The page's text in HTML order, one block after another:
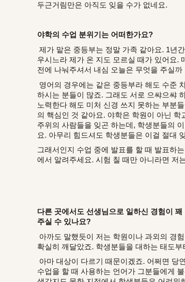
두근거림만은 아직도 잊을 수가 없네요.
야학의 수업 분위기는 어떠한가요?
제가 맡은 중등부는 정말 가족 같아요. 1년
우시느라 제가 온 지도 모르실 때가 있어요.
전에 나눠주셔서 내심 오늘은 무엇을 주실
영어의 경우에는 같은 중등부라 해도 수준
하시는 분들이 많죠. 그래도 서로 으쌰으쌰
노력한다 해도 미처 신경 쓰지 못하는 부분
의 핵심인 것 같아요. 야학은 학원이 아닌
주위의 사람들을 잊곤 하는데, 학생분들의
요. 아무리 힘드셔도 학생분들은 이걸 절대
그래서인지 수업 중에 발표를 할 때 발표하
에서 알려주세요. 시험 칠 때만 아니라면 저
다른 곳에서도 선생님으로 일하신 경험이
주실 수 있나요?
아까도 말했듯이 저는 학원이나 과외의 경
확실히 깨달았죠. 학생분들을 대하는 태도
아마 대상이 다르기 때문이겠죠. 어쩌면 당
수업을 할 때 사용하는 언어가 그분들에게